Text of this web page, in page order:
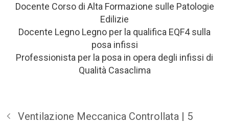
Docente Corso di Alta Formazione sulle Patologie
Edilizie
Docente Legno Legno per la qualifica EQF4 sulla
posa infissi
Professionista per la posa in opera degli infissi di
Qualità Casaclima
Ventilazione Meccanica Controllata | 5